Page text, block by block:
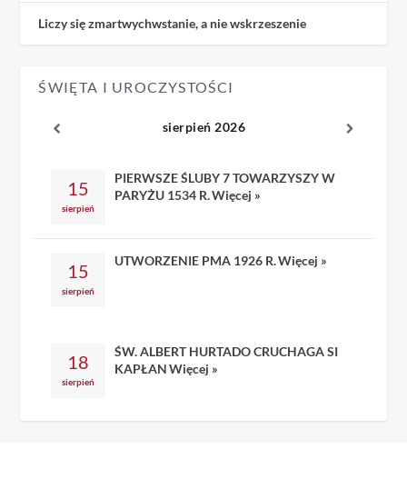
Liczy się zmartwychwstanie, a nie wskrzeszenie
ŚWIĘTA I UROCZYSTOŚCI
sierpień 2026
15
sierpień
PIERWSZE ŚLUBY 7 TOWARZYSZY W
PARYŻU 1534 R.Więcej »
15
sierpień
UTWORZENIE PMA 1926 R.Więcej »
18
sierpień
ŚW. ALBERT HURTADO CRUCHAGA SI
KAPŁAN Więcej »